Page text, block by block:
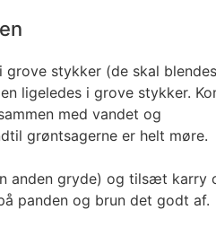
stykker (de skal
ligeledes i grove stykker.
med vandet og
grøntsagerne er helt møre.
anden gryde) og tilsæt karry
panden og brun det godt af.